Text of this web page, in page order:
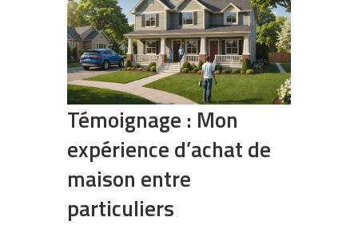
Témoignage : Mon
expérience d’achat de
maison entre
particuliers